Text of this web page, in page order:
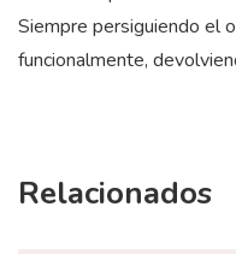
Siempre persiguiendo el
funcionalmente,
Relacionados